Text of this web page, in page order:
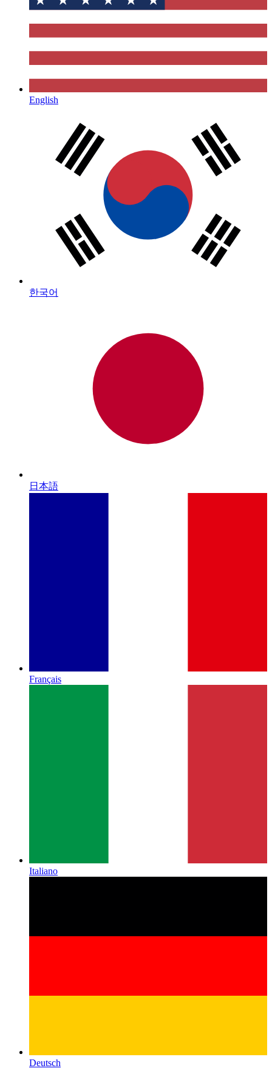
English
한국어
日本語
Français
Italiano
Deutsch